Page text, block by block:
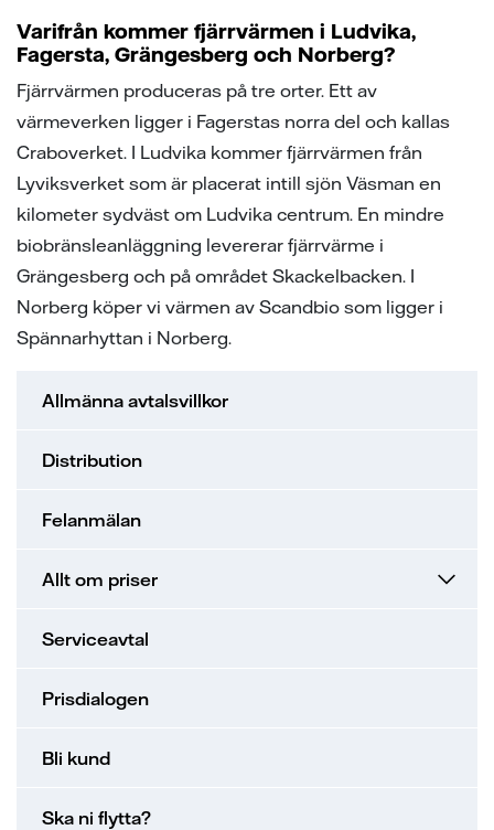
svar
fastighetsägare
projekt
på lika villkor
av våra elledningar
svar
Varifrån kommer fjärrvärmen i Ludvika,
Fagersta, Grängesberg och Norberg?
Fjärrvärmen produceras på tre orter. Ett av
värmeverken ligger i Fagerstas norra del och kallas
Craboverket. I Ludvika kommer fjärrvärmen från
Lyviksverket som är placerat intill sjön Väsman en
kilometer sydväst om Ludvika centrum. En mindre
biobränsleanläggning levererar fjärrvärme i
Grängesberg och på området Skackelbacken. I
Norberg köper vi värmen av Scandbio som ligger i
Spännarhyttan i Norberg.
Allmänna avtalsvillkor
Distribution
Felanmälan
Allt om priser
Serviceavtal
Prisdialogen
Bli kund
Ska ni flytta?